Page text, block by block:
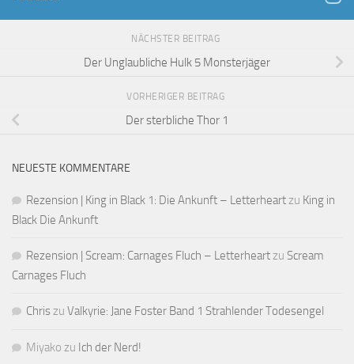
NÄCHSTER BEITRAG
Der Unglaubliche Hulk 5 Monsterjäger
VORHERIGER BEITRAG
Der sterbliche Thor 1
NEUESTE KOMMENTARE
Rezension | King in Black 1: Die Ankunft – Letterheartzu King in
Black Die Ankunft
Rezension | Scream: Carnages Fluch – Letterheartzu Scream
Carnages Fluch
Chriszu Valkyrie: Jane Foster Band 1 Strahlender Todesengel
Miyako zu Ich der Nerd!